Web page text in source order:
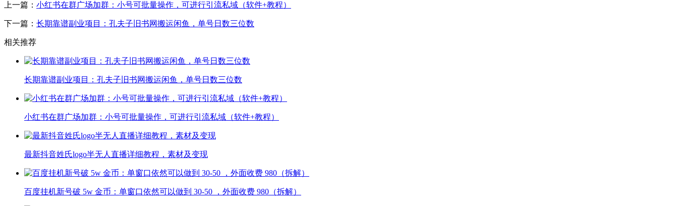
上一篇： 小红书在群广场加群：小号可批量操作，可进行引流私域（软件+教程）
下一篇： 长期靠谱副业项目：孔夫子旧书网搬运闲鱼，单号日数三位数
相关推荐
长期靠谱副业项目：孔夫子旧书网搬运闲鱼，单号日数三位数
小红书在群广场加群：小号可批量操作，可进行引流私域（软件+教程）
最新抖音姓氏logo半无人直播详细教程，素材及变现
百度挂机新号破 5w 金币：单窗口依然可以做到 30-50 ，外面收费 980（拆解）